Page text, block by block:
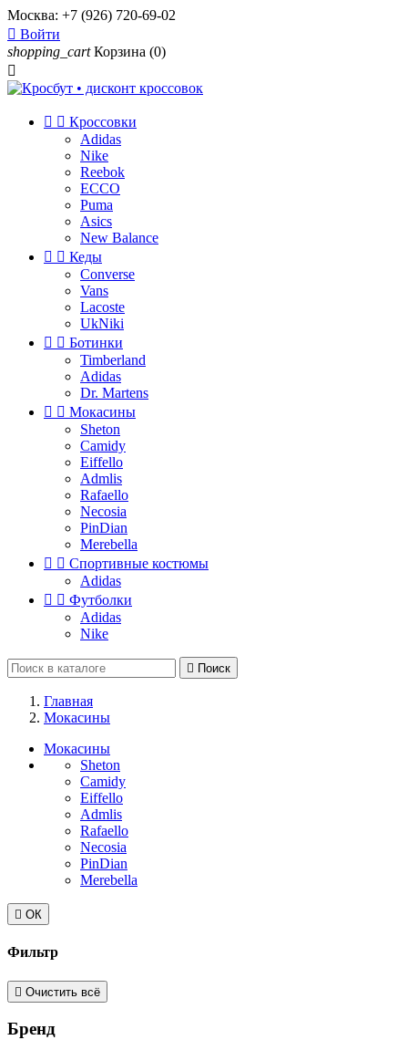
Москва: +7 (926) 720-69-02
 Войти
shopping_cart Корзина (0)

  Кроссовки
Adidas
Nike
Reebok
ECCO
Puma
Asics
New Balance
  Кеды
Converse
Vans
Lacoste
UkNiki
  Ботинки
Timberland
Adidas
Dr. Martens
  Мокасины
Sheton
Camidy
Eiffello
Admlis
Rafaello
Necosia
PinDian
Merebella
  Спортивные костюмы
Adidas
  Футболки
Adidas
Nike
 Поиск
Главная
Мокасины
Мокасины
Sheton
Camidy
Eiffello
Admlis
Rafaello
Necosia
PinDian
Merebella
 ОК
Фильтр
 Очистить всё
Бренд